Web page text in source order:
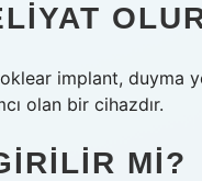
implant, duyma
olan bir cihazdır.
MI?